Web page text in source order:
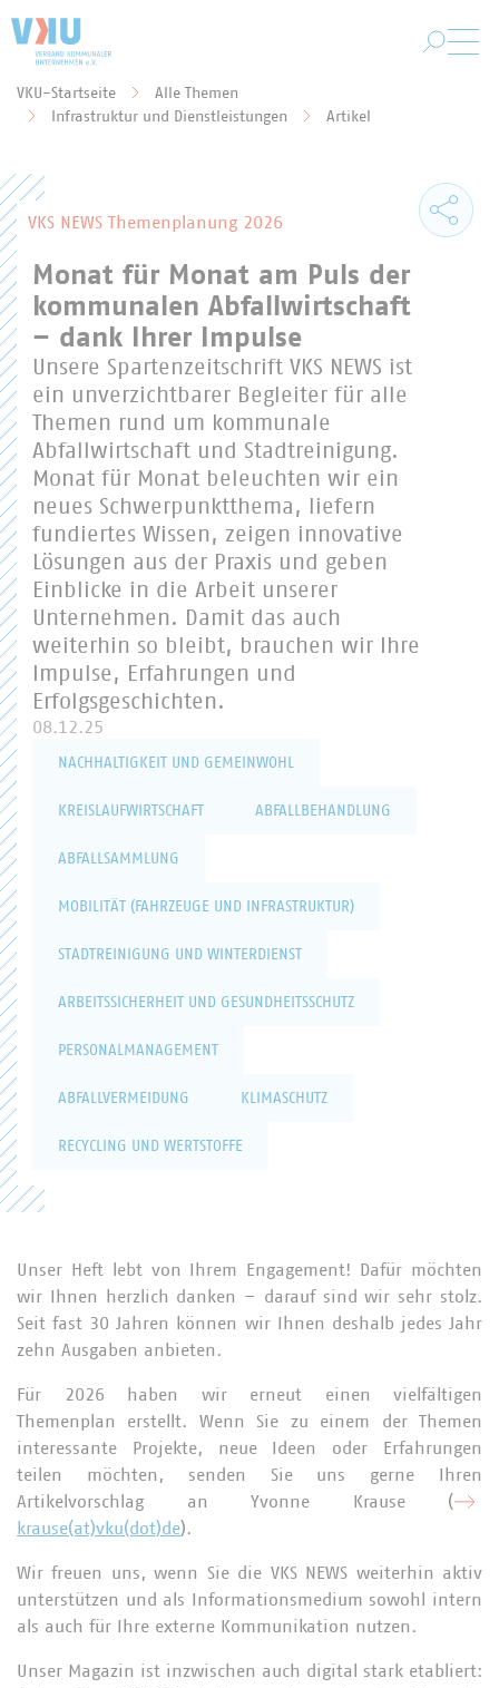
Sie befinden sich hier:
VKU-Startseite
Alle Themen
Infrastruktur und Dienstleistungen
Artikel
VKS NEWS Themenplanung 2026
Monat für Monat am Puls der
kommunalen Abfallwirtschaft
– dank Ihrer Impulse
Unsere Spartenzeitschrift VKS NEWS ist
ein unverzichtbarer Begleiter für alle
Themen rund um kommunale
Abfallwirtschaft und Stadtreinigung.
Monat für Monat beleuchten wir ein
neues Schwerpunktthema, liefern
fundiertes Wissen, zeigen innovative
Lösungen aus der Praxis und geben
Einblicke in die Arbeit unserer
Unternehmen. Damit das auch
weiterhin so bleibt, brauchen wir Ihre
Impulse, Erfahrungen und
Erfolgsgeschichten.
08.12.25
NACHHALTIGKEIT UND GEMEINWOHL
KREISLAUFWIRTSCHAFT ABFALLBEHANDLUNG
ABFALLSAMMLUNG
MOBILITÄT (FAHRZEUGE UND INFRASTRUKTUR)
STADTREINIGUNG UND WINTERDIENST
ARBEITSSICHERHEIT UND GESUNDHEITSSCHUTZ
PERSONALMANAGEMENT
ABFALLVERMEIDUNG KLIMASCHUTZ
RECYCLING UND WERTSTOFFE
Unser Heft lebt von Ihrem Engagement! Dafür möchten
wir Ihnen herzlich danken – darauf sind wir sehr stolz.
Seit fast 30 Jahren können wir Ihnen deshalb jedes Jahr
zehn Ausgaben anbieten.
Für 2026 haben wir erneut einen vielfältigen
Themenplan erstellt. Wenn Sie zu einem der Themen
interessante Projekte, neue Ideen oder Erfahrungen
teilen möchten, senden Sie uns gerne Ihren
Artikelvorschlag an Yvonne Krause (
krause(at)vku(dot)de).
Wir freuen uns, wenn Sie die VKS NEWS weiterhin aktiv
unterstützen und als Informationsmedium sowohl intern
als auch für Ihre externe Kommunikation nutzen.
Unser Magazin ist inzwischen auch digital stark etabliert: